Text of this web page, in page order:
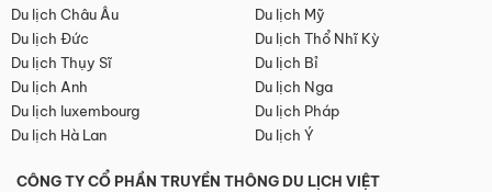
Du lịch Châu Âu
Du lịch Mỹ
Du lịch Đức
Du lịch Thổ Nhĩ Kỳ
Du lịch Thụy Sĩ
Du lịch Bỉ
Du lịch Anh
Du lịch Nga
Du lịch luxembourg
Du lịch Pháp
Du lịch Hà Lan
Du lịch Ý
CÔNG TY CỔ PHẦN TRUYỀN THÔNG DU LỊCH VIỆT